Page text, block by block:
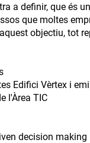
a definir, que és
que moltes
objectiu, tot
Edifici Vèrtex i
l'Àrea TIC
decision